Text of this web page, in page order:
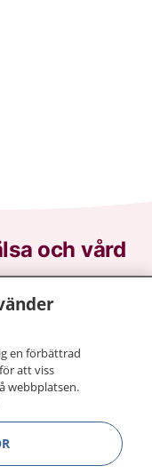
och vård
kan kontakta.
göra dina
1177 för
en förbättrad
att viss
webbplatsen.